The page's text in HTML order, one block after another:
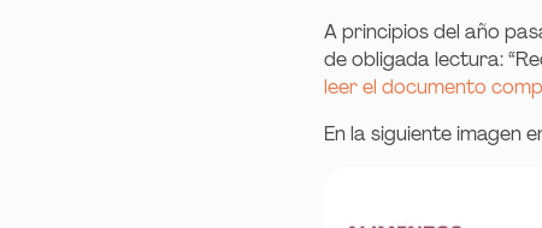
A principios del año
de obligada lectura:
leer el documento
En la siguiente imagen